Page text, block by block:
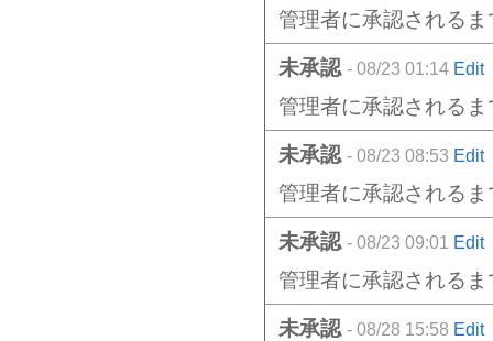
管理者に承認される
未承認 - 08/23 01:14 Edit
管理者に承認される
未承認 - 08/23 08:53 Edit
管理者に承認される
未承認 - 08/23 09:01 Edit
管理者に承認される
未承認 - 08/28 15:58 Edit